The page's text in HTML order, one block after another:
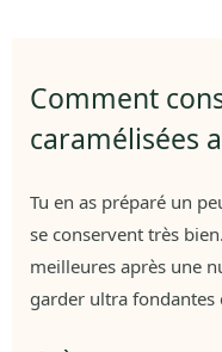
Comment
caramélisées
Tu en as préparé un
se conservent très
meilleures après une
garder ultra fondantes